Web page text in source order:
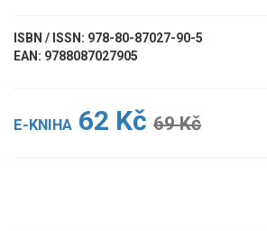
ISBN / ISSN: 978-80-87027-90-5
EAN: 9788087027905
E-KNIHA 62 Kč 69 Kč